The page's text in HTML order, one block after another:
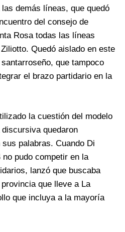
demás líneas, que quedó
del consejo de
Rosa todas las líneas
Quedó aislado en este
que tampoco
el brazo partidario en la
la cuestión del modelo
quedaron
palabras. Cuando Di
pudo competir en la
lanzó que buscaba
que lleve a La
que incluya a la mayoría